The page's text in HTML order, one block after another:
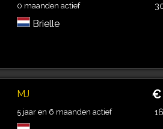
0 maanden actief
Brielle
MJ
5 jaar en 6 maanden actief
€